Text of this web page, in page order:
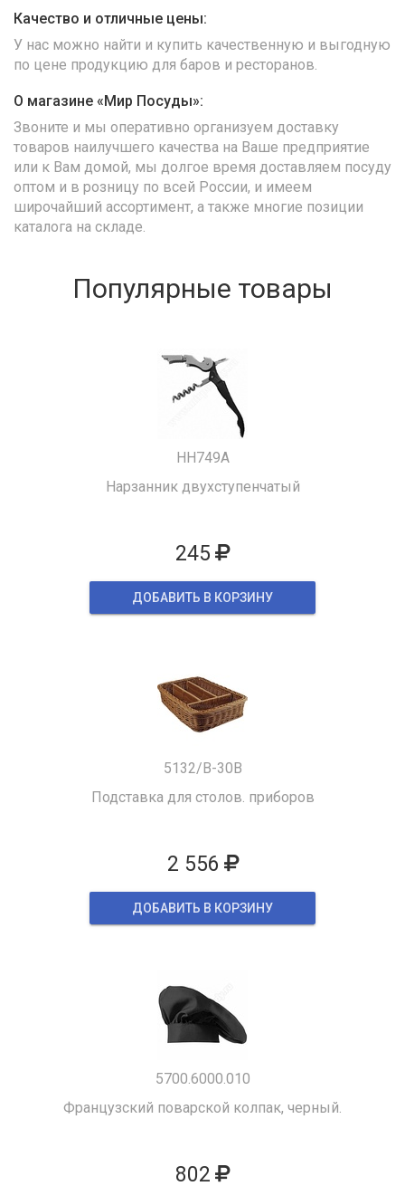
Качество и отличные цены:
У нас можно найти и купить качественную и выгодную
по цене продукцию для баров и ресторанов.
О магазине «Мир Посуды»:
Звоните и мы оперативно организуем доставку
товаров наилучшего качества на Ваше предприятие
или к Вам домой, мы долгое время доставляем посуду
оптом и в розницу по всей России, и имеем
широчайший ассортимент, а также многие позиции
каталога на складе.
Популярные товары
HH749A
Нарзанник двухступенчатый
245
ДОБАВИТЬ В КОРЗИНУ
5132/B-30B
Подставка для столов. приборов
2 556
ДОБАВИТЬ В КОРЗИНУ
5700.6000.010
Французский поварской колпак, черный.
802